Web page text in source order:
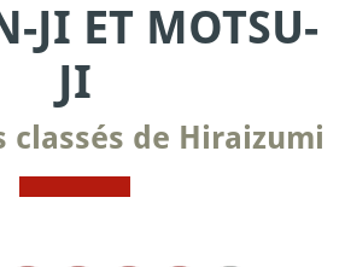
JI ET MOTSU-
JI
classés de Hiraizumi